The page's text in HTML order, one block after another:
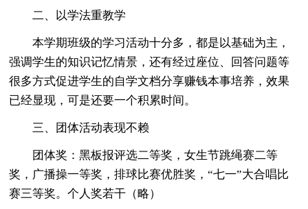
二、以学法重教学
本学期班级的学习活动十分多，都是以基础为主，
强调学生的知识记忆情景，还有经过座位、回答问题等
很多方式促进学生的自学文档分享赚钱本事培养，效果
已经显现，可是还要一个积累时间。
三、团体活动表现不赖
团体奖：黑板报评选二等奖，女生节跳绳赛二等
奖，广播操一等奖，排球比赛优胜奖，“七一”大合唱比
赛三等奖。个人奖若干（略）